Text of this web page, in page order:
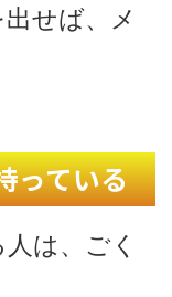
せば、メ
っている
は、ごく